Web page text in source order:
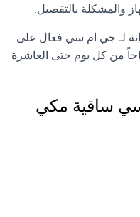
والمشكلة بالتفصيل.
لـ جي ام سي فعال على
من كل يوم حتى العاشرة
ساقية مكي